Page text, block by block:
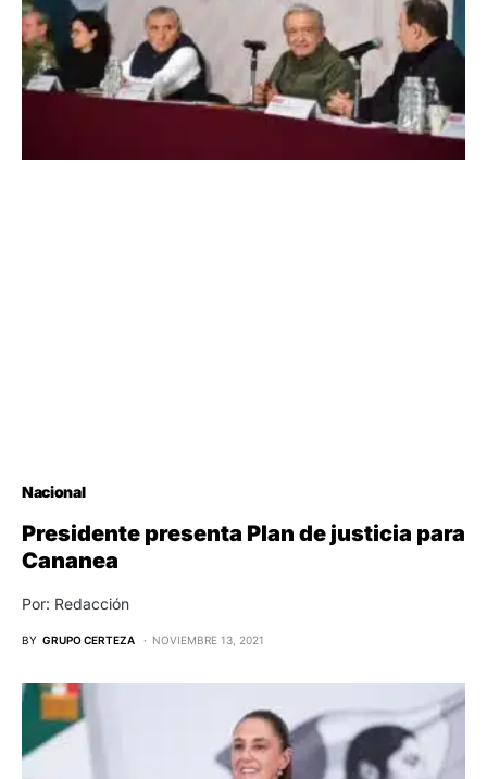
Nacional
Presidente presenta Plan de justicia para
Cananea
Por: Redacción
BY GRUPO CERTEZA NOVIEMBRE 13, 2021